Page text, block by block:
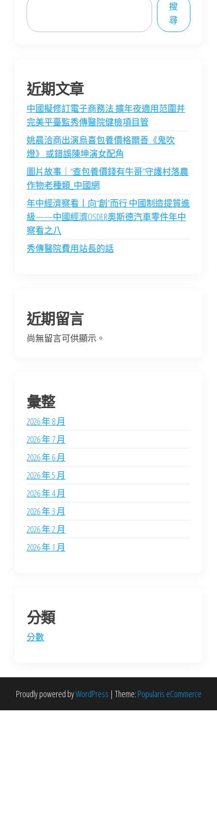
搜
尋
近期文章
中國擬修訂電子商務法 擴年夜適用范圍并
完美平臺監秀傳醫院健檢項目管
姚晨洽商出演烏喜包養價格爾善《鬼吹
燈》 或錯誤陳坤演女配角
圖片故事｜“查包養價錢有牛哥”守護村落農
作物老種類_中國網
年中經濟察看丨向“創”而行 中國制造提質進
級——中國經濟OSDER奧斯德汽車零件年中
察看之八
秀傳醫院費用站長的話
近期留言
尚無留言可供顯示。
彙整
2026 年 8 月
2026 年 7 月
2026 年 6 月
2026 年 5 月
2026 年 4 月
2026 年 3 月
2026 年 2 月
2026 年 1 月
分類
分數
Proudly powered byWordPress | Theme: Popularis eCommerce